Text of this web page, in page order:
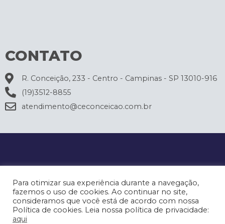
CONTATO
R. Conceição, 233 - Centro - Campinas - SP 13010-916
(19)3512-8855
atendimento@ceconceicao.com.br
Para otimizar sua experiência durante a navegação,
fazemos o uso de cookies. Ao continuar no site,
consideramos que você está de acordo com nossa
Política de cookies. Leia nossa política de privacidade:
aqui